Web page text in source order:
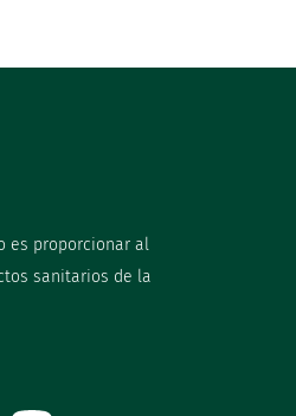
es proporcionar al
sanitarios de la